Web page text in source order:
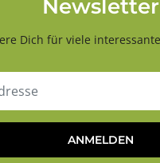
Newsletter
Dich für viele
ANMELDEN